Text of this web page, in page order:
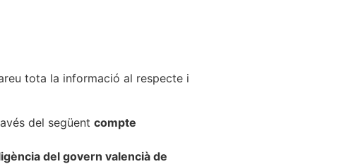
tota la informació al respecte i
del següentcompte
del govern valencià de